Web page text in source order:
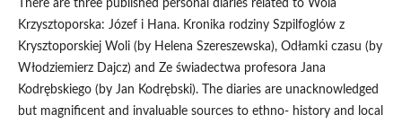
There are three published personal diaries related to Wola
Krzysztoporska: Józef i Hana. Kronika rodziny Szpilfoglów z
Krysztoporskiej Woli (by Helena Szereszewska), Odłamki czasu (by
Włodziemierz Dajcz) and Ze świadectwa profesora Jana
Kodrębskiego (by Jan Kodrębski). The diaries are unacknowledged
but magnificent and invaluable sources to ethno- history and local